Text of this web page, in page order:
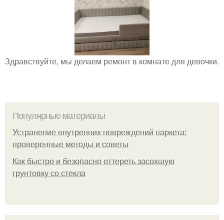
Здравствуйте, мы делаем ремонт в комнате для девочки.
Популярные материалы
Устранение внутренних повреждений паркета:
проверенные методы и советы
Как быстро и безопасно оттереть засохшую
грунтовку со стекла